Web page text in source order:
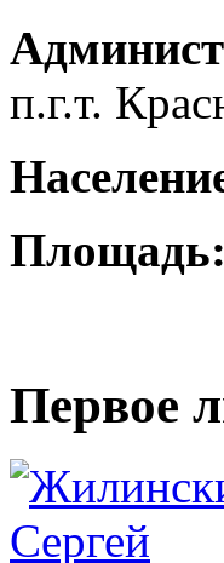
п.г.т.
Площадь:
Первое